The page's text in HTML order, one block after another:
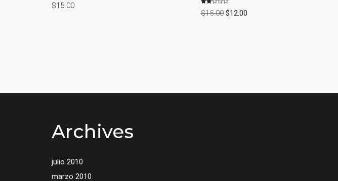
$15.00
Valorado
con
$15.00 $12.00
Archives
julio 2010
marzo 2010